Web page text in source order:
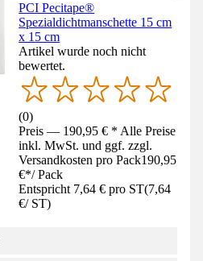
PCI Pecitape®
Spezialdichtmanschette 15 cm
x 15 cm
Artikel wurde noch nicht
bewertet.
(0)
Preis — 190,95 € * Alle Preise
inkl. MwSt. und ggf. zzgl.
Versandkosten pro Pack190,95
€*/ Pack
Entspricht 7,64 € pro ST(7,64
€/ ST)